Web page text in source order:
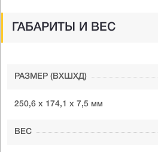
ГАБАРИТЫ И ВЕС
РАЗМЕР (ВXШXД)
250,6 х 174,1 х 7,5 мм
ВЕС